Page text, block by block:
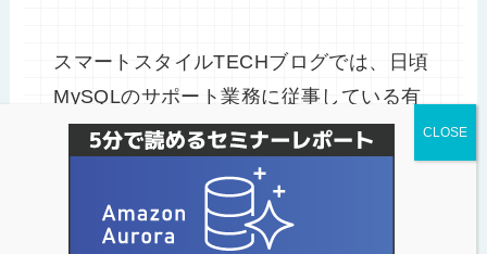
スマートスタイルTECHブログでは、日頃
MySQLのサポート業務に従事している有
資格者で構成された技術サポートチーム
がMySQLに関する技術情報を発信してい
ます。データベースのお困りごとはお気
軽にご相談下さい。